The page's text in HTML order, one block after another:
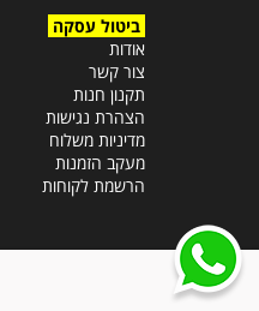
ביטול עסקה
אודות
צור קשר
תקנון חנות
הצהרת נגישות
מדיניות משלוח
מעקב הזמנות
הרשמת לקוחות